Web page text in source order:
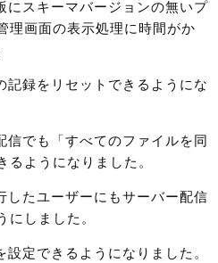
スキーマバージョンの無いプ
理画面の表示処理に時間がか
録をリセットできるようにな
でも「すべてのファイルを同
るようになりました。
たユーザーにもサーバー配信
にしました。
定できるようになりました。